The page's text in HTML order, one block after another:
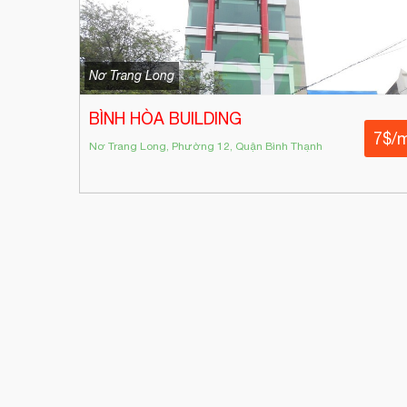
Nơ Trang Long
BÌNH HÒA BUILDING
Nơ Trang Long, Phường 12, Quận Bình Thạnh 7$/